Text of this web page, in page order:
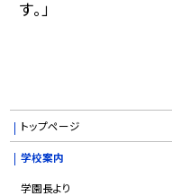
す。」
トップページ
学校案内
学園長より